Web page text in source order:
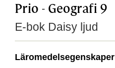
Prio - Geografi 9
E-bok Daisy ljud
Läromedelsegenskaper